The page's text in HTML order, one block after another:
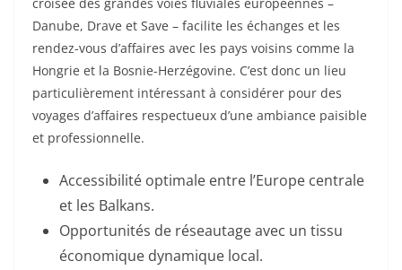
croisée des grandes voies fluviales européennes –
Danube, Drave et Save – facilite les échanges et les
rendez-vous d’affaires avec les pays voisins comme la
Hongrie et la Bosnie-Herzégovine. C’est donc un lieu
particulièrement intéressant à considérer pour des
voyages d’affaires respectueux d’une ambiance paisible
et professionnelle.
Accessibilité optimale entre l’Europe centrale
et les Balkans.
Opportunités de réseautage avec un tissu
économique dynamique local.